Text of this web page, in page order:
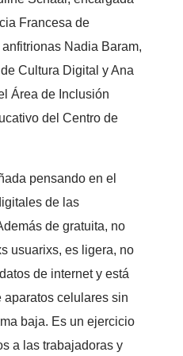
Francesa de
Nadia Baram,
Cultura Digital y Ana
Área de Inclusión
del Centro de
pensando en el
de las
de gratuita, no
usuarixs, es ligera, no
de internet y está
celulares sin
baja. Es un ejercicio
a las trabajadoras y